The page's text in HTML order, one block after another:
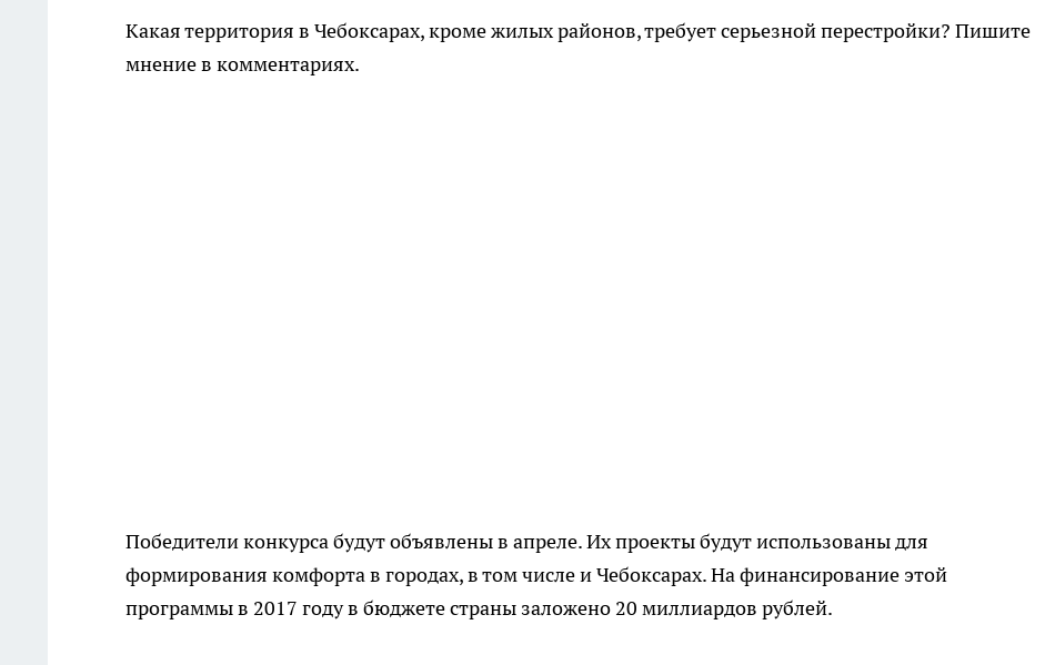
Какая территория в Чебоксарах, кроме жилых районов, требует серьезной перестройки? Пишите
мнение в комментариях.
Победители конкурса будут объявлены в апреле. Их проекты будут использованы для
формирования комфорта в городах, в том числе и Чебоксарах. На финансирование этой
программы в 2017 году в бюджете страны заложено 20 миллиардов рублей.